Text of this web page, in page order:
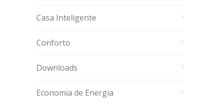
Casa Inteligente
Conforto
Downloads
Economia de Energia